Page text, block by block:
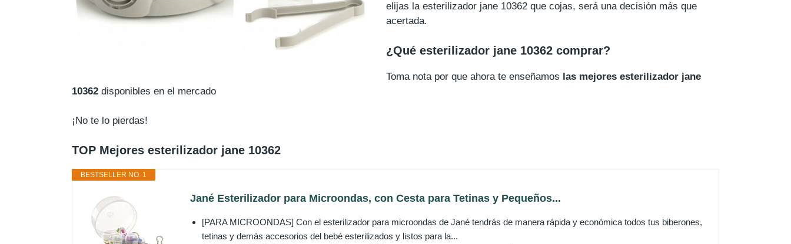
elijas la esterilizador jane 10362 que cojas, será una decisión más que
acertada.
¿Qué esterilizador jane 10362 comprar?
Toma nota por que ahora te enseñamos las mejores esterilizador jane
10362 disponibles en el mercado
¡No te lo pierdas!
TOP Mejores esterilizador jane 10362
BESTSELLER NO. 1
Jané Esterilizador para Microondas, con Cesta para Tetinas y Pequeños...
[PARA MICROONDAS] Con el esterilizador para microondas de Jané tendrás de manera rápida y económica todos tus biberones,
tetinas y demás accesorios del bebé esterilizados y listos para la...